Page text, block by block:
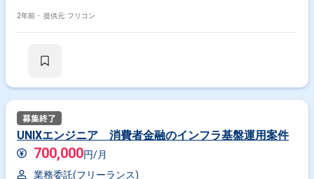
2年前・ 提供元: フリコン
UNIXエンジニア 消費者金融のインフラ基盤運用案件
700,000円/月
業務委託(フリーランス)